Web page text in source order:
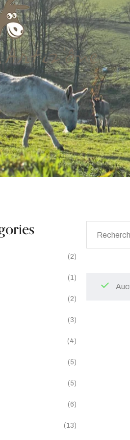
(2)
(1)
(2)
(3)
(4)
(5)
(5)
(6)
(13)